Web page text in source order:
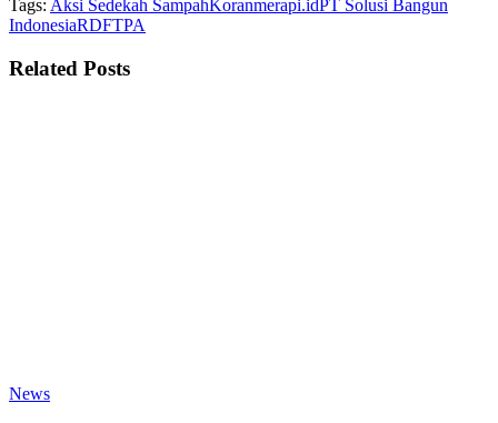
Tags: Aksi Sedekah SampahKoranmerapi.idPT Solusi Bangun
IndonesiaRDFTPA
Related Posts
News